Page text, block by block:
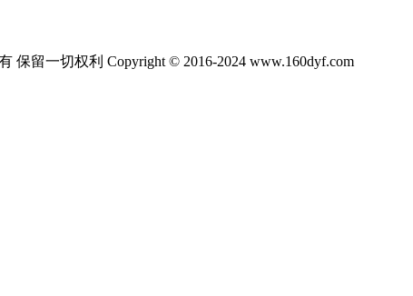
留一切权利 Copyright © 2016-2024 www.160dyf.com